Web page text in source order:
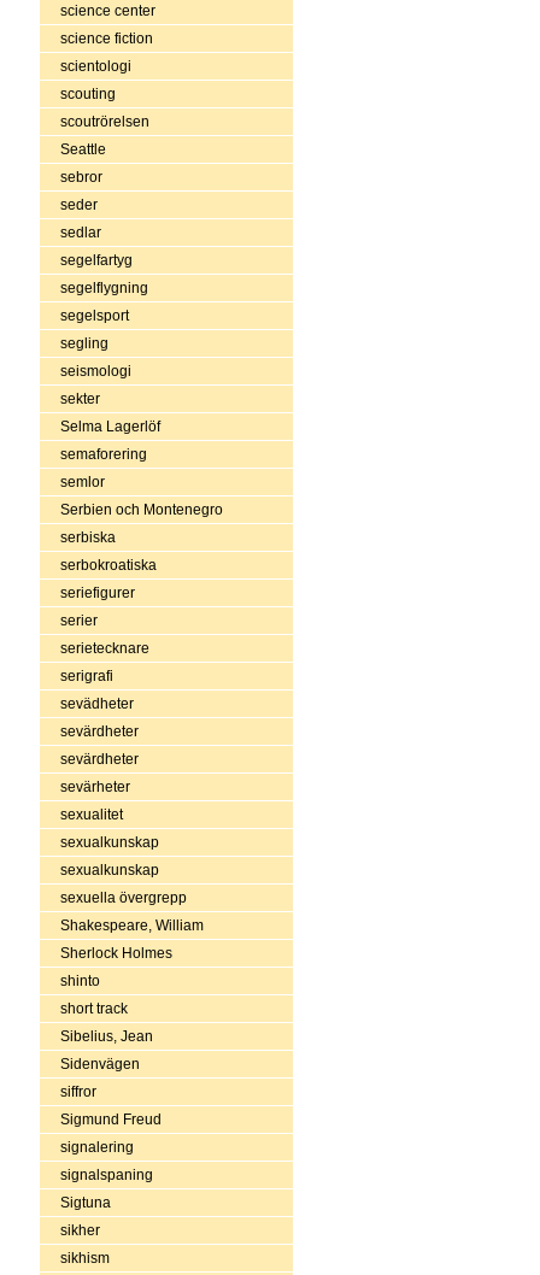
science center
science fiction
scientologi
scouting
scoutrörelsen
Seattle
sebror
seder
sedlar
segelfartyg
segelflygning
segelsport
segling
seismologi
sekter
Selma Lagerlöf
semaforering
semlor
Serbien och Montenegro
serbiska
serbokroatiska
seriefigurer
serier
serietecknare
serigrafi
sevädheter
sevärdheter
sevärdheter
sevärheter
sexualitet
sexualkunskap
sexualkunskap
sexuella övergrepp
Shakespeare, William
Sherlock Holmes
shinto
short track
Sibelius, Jean
Sidenvägen
siffror
Sigmund Freud
signalering
signalspaning
Sigtuna
sikher
sikhism